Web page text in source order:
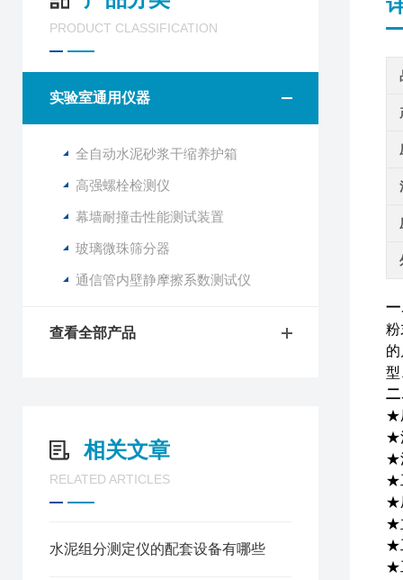
PRODUCT CLASSIFICATION
实验室通用仪器
全自动水泥砂浆干缩养护箱
高强螺栓检测仪
幕墙耐撞击性能测试装置
玻璃微珠筛分器
通信管内壁静摩擦系数测试仪
查看全部产品
相关文章
RELATED ARTICLES
水泥组分测定仪的配套设备有哪些
一
粉
型
二
★
★
★
★
★
★
★
★